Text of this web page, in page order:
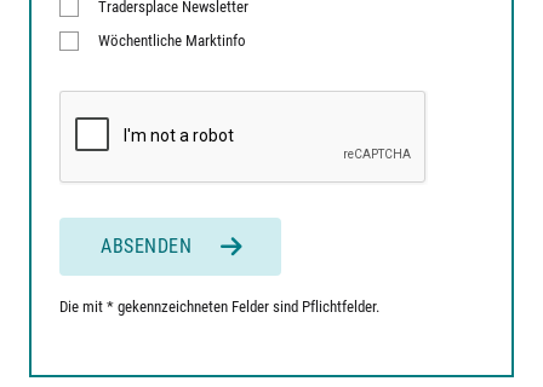
Tradersplace Newsletter
Wöchentliche Marktinfo
ABSENDEN
Die mit * gekennzeichneten Felder sind Pflichtfelder.